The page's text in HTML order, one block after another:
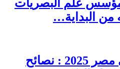
: مؤسس علم البصريات
من البداية…
العقارات في مصر 2025 : نصائح